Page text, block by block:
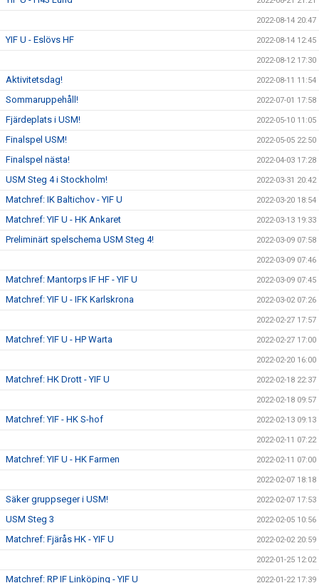
2022-08-14 20:47
YIF U - Eslövs HF 2022-08-14 12:45
2022-08-12 17:30
Aktivitetsdag! 2022-08-11 11:54
Sommaruppehåll! 2022-07-01 17:58
Fjärdeplats i USM! 2022-05-10 11:05
Finalspel USM! 2022-05-05 22:50
Finalspel nästa! 2022-04-03 17:28
USM Steg 4 i Stockholm! 2022-03-31 20:42
Matchref: IK Baltichov - YIF U 2022-03-20 18:54
Matchref: YIF U - HK Ankaret 2022-03-13 19:33
Preliminärt spelschema USM Steg 4! 2022-03-09 07:58
2022-03-09 07:46
Matchref: Mantorps IF HF - YIF U 2022-03-09 07:45
Matchref: YIF U - IFK Karlskrona 2022-03-02 07:26
2022-02-27 17:57
Matchref: YIF U - HP Warta 2022-02-27 17:00
2022-02-20 16:00
Matchref: HK Drott - YIF U 2022-02-18 22:37
2022-02-18 09:57
Matchref: YIF - HK S-hof 2022-02-13 09:13
2022-02-11 07:22
Matchref: YIF U - HK Farmen 2022-02-11 07:00
2022-02-07 18:18
Säker gruppseger i USM! 2022-02-07 17:53
USM Steg 3 2022-02-05 10:56
Matchref: Fjärås HK - YIF U 2022-02-02 20:59
2022-01-25 12:02
Matchref: RP IF Linköping - YIF U 2022-01-22 17:39